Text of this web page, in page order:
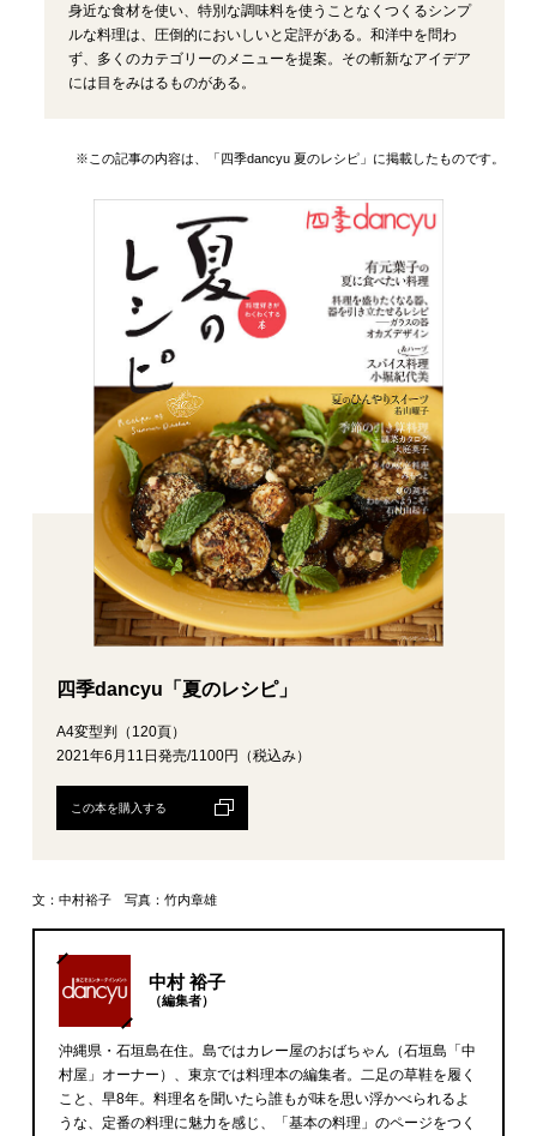
身近な食材を使い、特別な調味料を使うことなくつくるシンプ
ルな料理は、圧倒的においしいと定評がある。和洋中を問わ
ず、多くのカテゴリーのメニューを提案。その斬新なアイデア
には目をみはるものがある。
※この記事の内容は、「四季dancyu 夏のレシピ」に掲載したものです。
四季dancyu「夏のレシピ」
A4変型判（120頁）
2021年6月11日発売/1100円（税込み）
この本を購入する
文：中村裕子 写真：竹内章雄
中村 裕子
（編集者）
沖縄県・石垣島在住。島ではカレー屋のおばちゃん（石垣島「中
村屋」オーナー）、東京では料理本の編集者。二足の草鞋を履く
こと、早8年。料理名を聞いたら誰もが味を思い浮かべられるよ
うな、定番の料理に魅力を感じ、「基本の料理」のページをつく